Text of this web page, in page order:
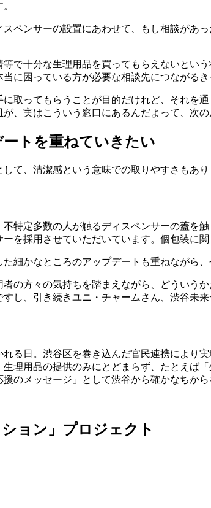
ペンサーの設置にあわせて、もし相談があ
で十分な生理用品を買ってもらえないとい
に困っている方が必要な相談先につながる
取ってもらうことが目的だけれど、それ
、実はこういう窓口にあるんだよって、次
トを重ねていきたい
て、清潔感という意味での取りやすさもあ
特定多数の人が触るディスペンサーの蓋を
を採用させていただいています。個包装に
細かなところのアップデートも重ねながら
の方々の気持ちを踏まえながら、どういう
し、引き続きユニ・チャームさん、渋谷未
る日。渋谷区を巻き込んだ官民連携により
理用品の提供のみにとどまらず、たとえば
メッセージ」として渋谷から確かなちから